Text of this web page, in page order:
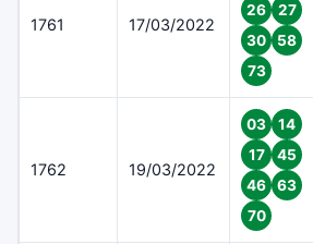
1761 17/03/2022
26
27
30
58
73
1762 19/03/2022
03
14
17
45
46
63
70